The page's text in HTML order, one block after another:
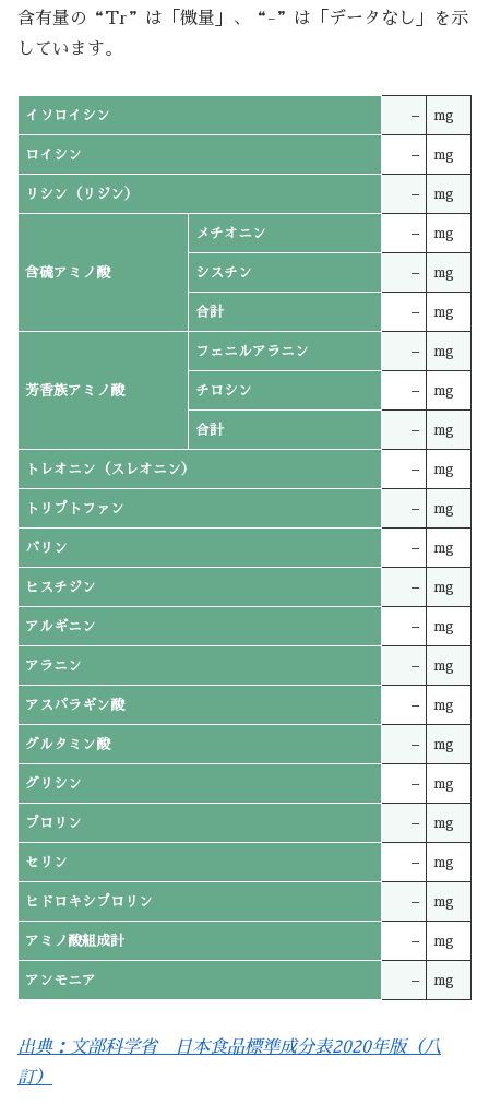
含有量の“Tr”は「微量」、“-”は「データなし」を示
しています。
イソロイシン – mg
ロイシン – mg
リシン（リジン） – mg
含硫アミノ酸
メチオニン – mg
シスチン – mg
合計 – mg
芳香族アミノ酸
フェニルアラニン – mg
チロシン – mg
合計 – mg
トレオニン（スレオニン） – mg
トリプトファン – mg
バリン – mg
ヒスチジン – mg
アルギニン – mg
アラニン – mg
アスパラギン酸 – mg
グルタミン酸 – mg
グリシン – mg
プロリン – mg
セリン – mg
ヒドロキシプロリン – mg
アミノ酸組成計 – mg
アンモニア – mg
出典：文部科学省 日本食品標準成分表2020年版（八
訂）